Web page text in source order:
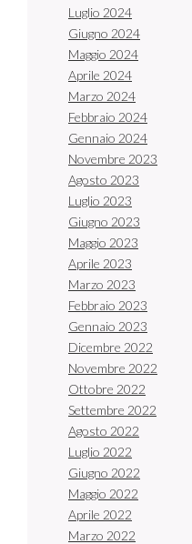
Luglio 2024
Giugno 2024
Maggio 2024
Aprile 2024
Marzo 2024
Febbraio 2024
Gennaio 2024
Novembre 2023
Agosto 2023
Luglio 2023
Giugno 2023
Maggio 2023
Aprile 2023
Marzo 2023
Febbraio 2023
Gennaio 2023
Dicembre 2022
Novembre 2022
Ottobre 2022
Settembre 2022
Agosto 2022
Luglio 2022
Giugno 2022
Maggio 2022
Aprile 2022
Marzo 2022